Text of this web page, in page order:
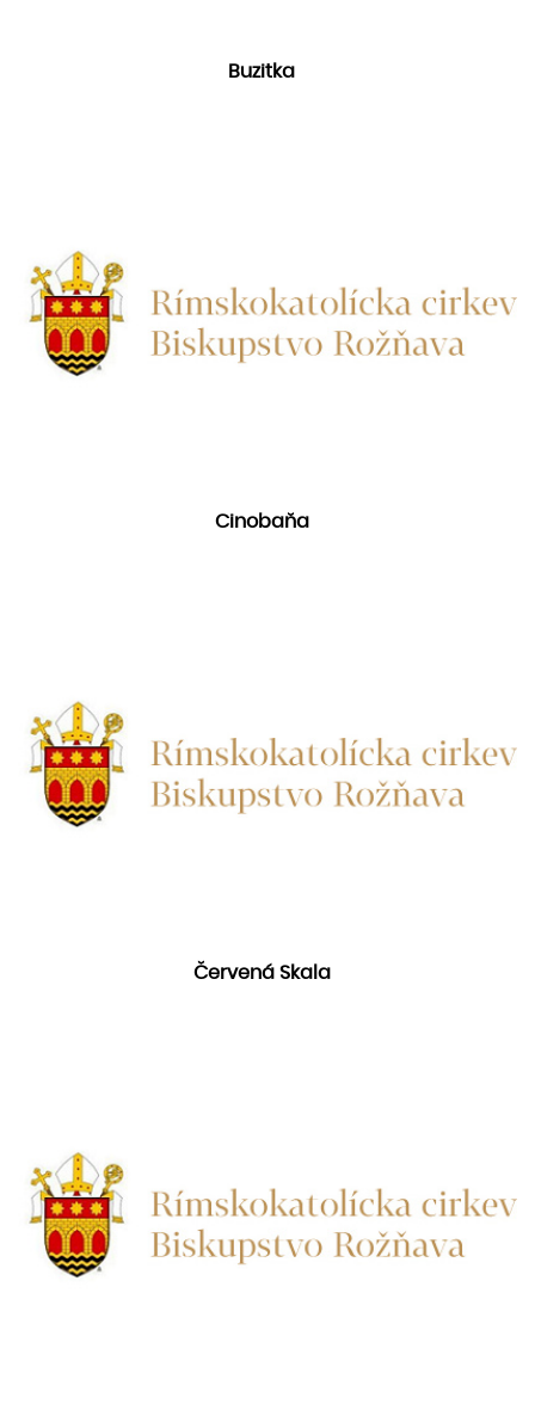
Buzitka
Cinobaňa
Červená Skala